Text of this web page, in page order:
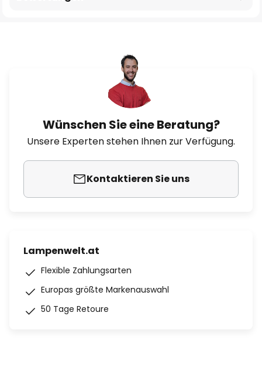
Wünschen Sie eine Beratung?
Unsere Experten stehen Ihnen zur Verfügung.
Kontaktieren Sie uns
Lampenwelt.at
Flexible Zahlungsarten
Europas größte Markenauswahl
50 Tage Retoure